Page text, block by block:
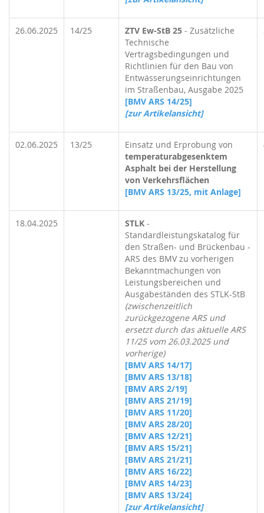
26.06.2025 14/25 ZTV Ew-StB 25 - Zusätzliche
Technische
Vertragsbedingungen und
Richtlinien für den Bau von
Entwässerungseinrichtungen
im Straßenbau, Ausgabe 2025
[BMV ARS 14/25]
[zur Artikelansicht]
02.06.2025 13/25
Einsatz und Erprobung von
temperaturabgesenktem
Asphalt bei der Herstellung
von Verkehrsflächen
[BMV ARS 13/25, mit Anlage]
18.04.2025 STLK -
Standardleistungskatalog für
den Straßen- und Brückenbau -
ARS des BMV zu vorherigen
Bekanntmachungen von
Leistungsbereichen und
Ausgabeständen des STLK-StB
(zwischenzeitlich
zurückgezogene ARS und
ersetzt durch das aktuelle ARS
11/25 vom 26.03.2025 und
vorherige)
[BMV ARS 14/17]
[BMV ARS 13/18]
[BMV ARS 2/19]
[BMV ARS 21/19]
[BMV ARS 11/20]
[BMV ARS 28/20]
[BMV ARS 12/21]
[BMV ARS 15/21]
[BMV ARS 21/21]
[BMV ARS 16/22]
[BMV ARS 14/23]
[BMV ARS 13/24]
[zur Artikelansicht]